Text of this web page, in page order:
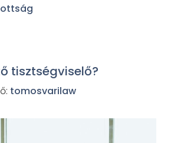
tisztségviselő?
tomosvarilaw